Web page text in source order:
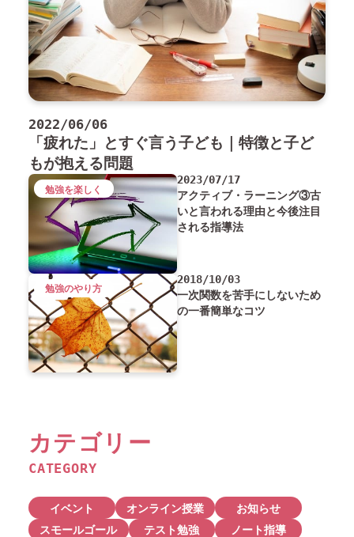
2022/06/06
「疲れた」とすぐ言う子ども｜特徴と子ど
もが抱える問題
2023/07/17
アクティブ・ラーニング③古
いと言われる理由と今後注目
される指導法
勉強を楽しく
2018/10/03
一次関数を苦手にしないため
の一番簡単なコツ
勉強のやり方
カテゴリー
CATEGORY
イベント オンライン授業
お知らせ
スモールゴール
テスト勉強
ノート指導